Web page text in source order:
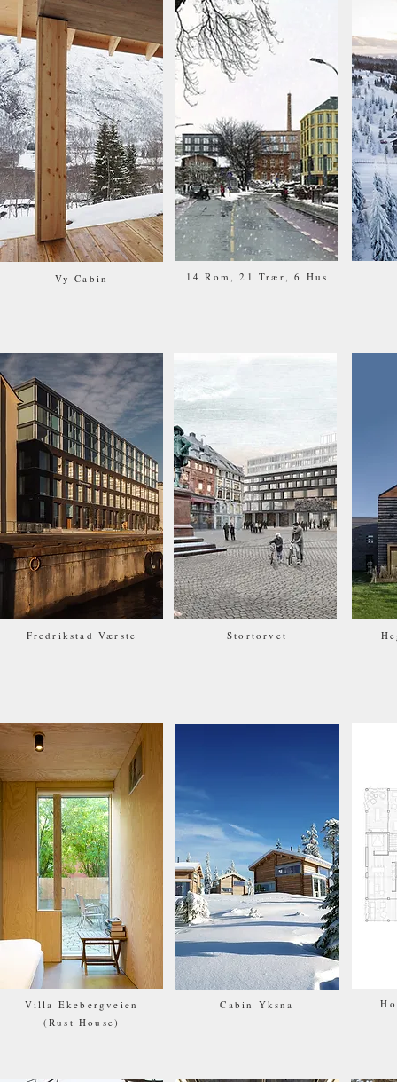
Vy Cabin 14 Rom, 21 Trær, 6 Hus
Fredrikstad Værste Stortorvet
Villa Ekebergveien
(Rust House)
Cabin Yksna